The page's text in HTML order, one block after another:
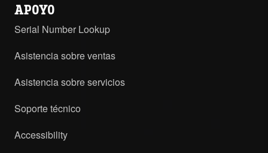
APOYO
Serial Number Lookup
Asistencia sobre ventas
Asistencia sobre servicios
Soporte técnico
Accessibility